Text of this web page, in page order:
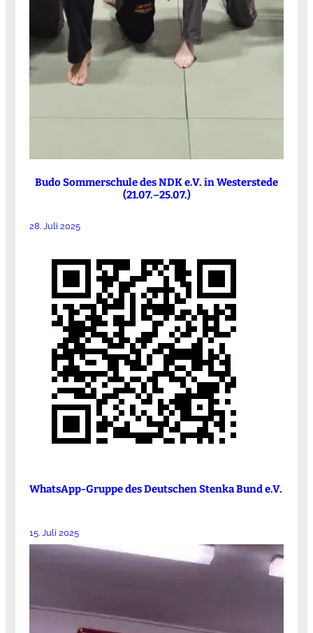
Budo Sommerschule des NDK e.V. in Westerstede
(21.07.–25.07.)
28. Juli 2025
WhatsApp-Gruppe des Deutschen Stenka Bund e.V.
15. Juli 2025